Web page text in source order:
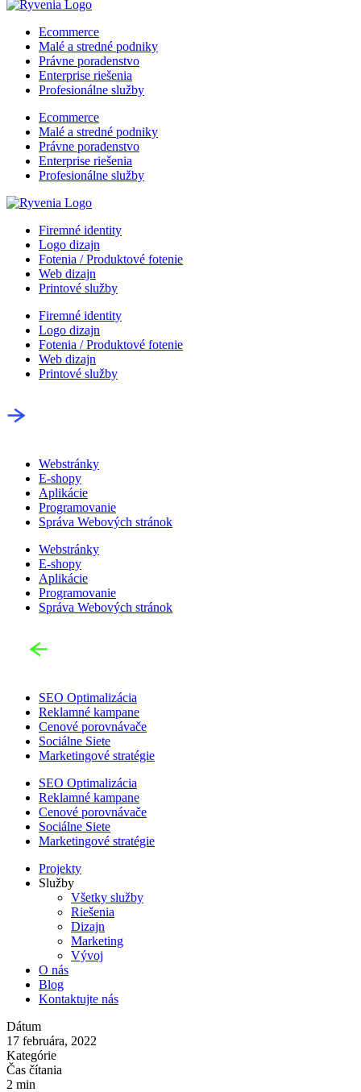
Ecommerce
Malé a stredné podniky
Právne poradenstvo
Enterprise riešenia
Profesionálne služby
Ecommerce
Malé a stredné podniky
Právne poradenstvo
Enterprise riešenia
Profesionálne služby
Firemné identity
Logo dizajn
Fotenia / Produktové fotenie
Web dizajn
Printové služby
Firemné identity
Logo dizajn
Fotenia / Produktové fotenie
Web dizajn
Printové služby
Webstránky
E-shopy
Aplikácie
Programovanie
Správa Webových stránok
Webstránky
E-shopy
Aplikácie
Programovanie
Správa Webových stránok
SEO Optimalizácia
Reklamné kampane
Cenové porovnávače
Sociálne Siete
Marketingové stratégie
SEO Optimalizácia
Reklamné kampane
Cenové porovnávače
Sociálne Siete
Marketingové stratégie
Projekty
Služby
Všetky služby
Riešenia
Dizajn
Marketing
Vývoj
O nás
Blog
Kontaktujte nás
Dátum
17 februára, 2022
Kategórie
Čas čítania
2 min